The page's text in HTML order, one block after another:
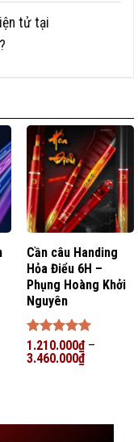
tử tại
Cần câu Handing
Hỏa Điểu 6H –
Phụng Hoàng Khởi
Nguyên
Được xếp
hạng55
1.210.000₫–
3.460.000₫